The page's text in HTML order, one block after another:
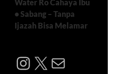
Water Ro Cahaya Ibu
• Sabang – Tanpa
Ijazah Bisa Melamar
Instagram
X Mail